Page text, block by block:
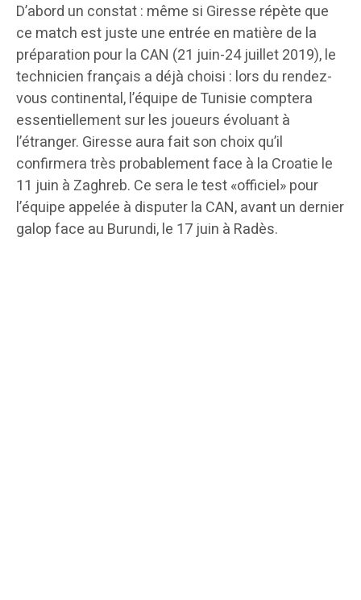
D’abord un constat : même si Giresse répète que
ce match est juste une entrée en matière de la
préparation pour la CAN (21 juin-24 juillet 2019), le
technicien français a déjà choisi : lors du rendez-
vous continental, l’équipe de Tunisie comptera
essentiellement sur les joueurs évoluant à
l’étranger. Giresse aura fait son choix qu’il
confirmera très probablement face à la Croatie le
11 juin à Zaghreb. Ce sera le test «officiel» pour
l’équipe appelée à disputer la CAN, avant un dernier
galop face au Burundi, le 17 juin à Radès.